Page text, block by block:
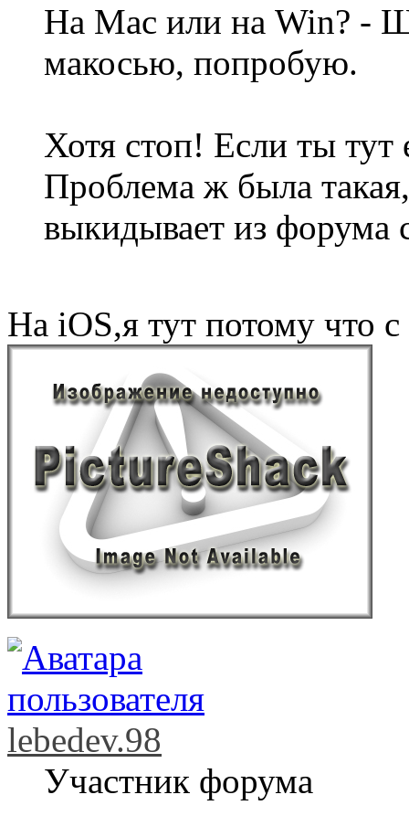
На Mac или на Win? -
макосью, попробую.
Хотя стоп! Если ты тут
Проблема ж была
выкидывает из форума
На iOS,я тут потому что
lebedev.98
Участник форума